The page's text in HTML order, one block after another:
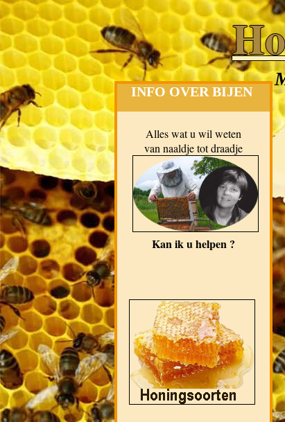
INFO OVER BIJEN
Alles wat u wil weten
van naaldje tot draadje
Kan ik u helpen ?